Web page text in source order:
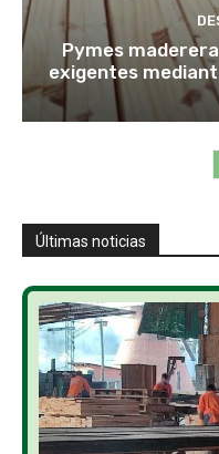
Pymes
exigentes
Últimas noticias